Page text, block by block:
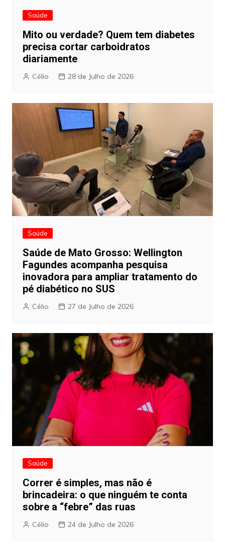
Saúde
Mito ou verdade? Quem tem diabetes
precisa cortar carboidratos
diariamente
Célio 28 de Julho de 2026
Saúde
Saúde de Mato Grosso: Wellington
Fagundes acompanha pesquisa
inovadora para ampliar tratamento do
pé diabético no SUS
Célio 27 de Julho de 2026
Saúde
Correr é simples, mas não é
brincadeira: o que ninguém te conta
sobre a “febre” das ruas
Célio 24 de Julho de 2026